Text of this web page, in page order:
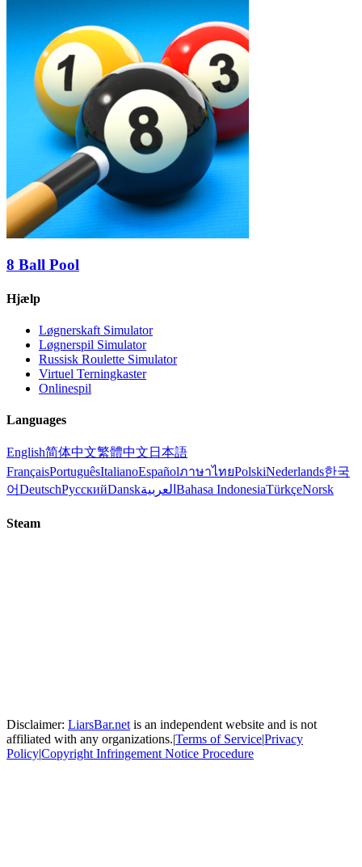
8 Ball Pool
Hjælp
Løgnerskaft Simulator
Løgnerspil Simulator
Russisk Roulette Simulator
Virtuel Terningkaster
Onlinespil
Languages
English简体中文繁體中文 日本語
FrançaisPortuguêsItalianoEspañolภาษาไทยPolskiNederlands한국
어DeutschРусскийDanskالعربية Bahasa IndonesiaTürkçeNorsk
Steam
Disclaimer: LiarsBar.net is an independent website and is not
affiliated with any organizations.|Terms of Service|Privacy
Policy|Copyright Infringement Notice Procedure